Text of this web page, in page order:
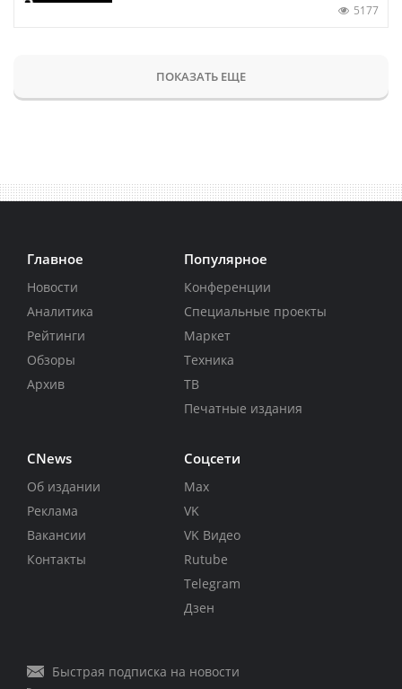
5177
ПОКАЗАТЬ ЕЩЕ
Главное
Новости
Аналитика
Рейтинги
Обзоры
Архив
Популярное
Конференции
Специальные проекты
Маркет
Техника
ТВ
Печатные издания
CNews
Об издании
Реклама
Вакансии
Контакты
Соцсети
Max
VK
VK Видео
Rutube
Telegram
Дзен
Быстрая подписка на новости